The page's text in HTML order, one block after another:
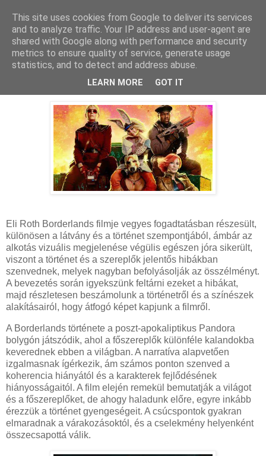
2024. november 24., vasárnap
Borderlands - Kritika
Eli Roth Borderlands filmje vegyes fogadtatásban részesült,
különösen a látvány és a történet szempontjából, ámbár az
alkotás vizuális megjelenése végülis egészen jóra sikerült,
viszont a történet és a szereplők jelentős hibákban
szenvednek, melyek nagyban befolyásolják az összélményt.
A bevezetés során igyekszünk feltárni ezeket a hibákat,
majd részletesen beszámolunk a történetről és a színészek
alakításairól, hogy átfogó képet kapjunk a filmről.
A Borderlands története a poszt-apokaliptikus Pandora
bolygón játszódik, ahol a főszereplők különféle kalandokba
keverednek ebben a világban. A narratíva alapvetően
izgalmasnak ígérkezik, ám számos ponton szenved a
koherencia hiányától és a karakterek fejlődésének
hiányosságaitól. A film elején remekül bemutatják a világot
és a főszereplőket, de ahogy haladunk előre, egyre inkább
érezzük a történet gyengeségeit. A csúcspontok gyakran
elmaradnak a várakozásoktól, és a cselekmény helyenként
összecsapottá válik.
This site uses cookies from Google to deliver its services
and to analyze traffic. Your IP address and user-agent are
shared with Google along with performance and security
metrics to ensure quality of service, generate usage
statistics, and to detect and address abuse.
LEARN MORE GOT IT